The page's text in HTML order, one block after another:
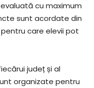
cu maximum
sunt acordate din
care elevii pot
județ și al
organizate pentru